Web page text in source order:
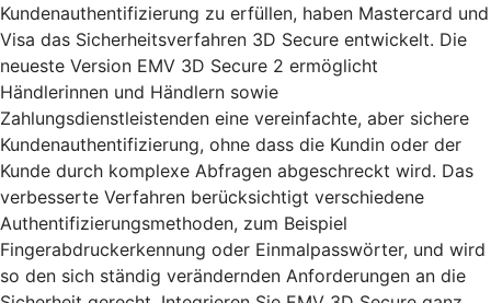
Kundenauthentifizierung zu erfüllen, haben Mastercard und
Visa das Sicherheitsverfahren 3D Secure entwickelt. Die
neueste Version EMV 3D Secure 2 ermöglicht
Händlerinnen und Händlern sowie
Zahlungsdienstleistenden eine vereinfachte, aber sichere
Kundenauthentifizierung, ohne dass die Kundin oder der
Kunde durch komplexe Abfragen abgeschreckt wird. Das
verbesserte Verfahren berücksichtigt verschiedene
Authentifizierungsmethoden, zum Beispiel
Fingerabdruckerkennung oder Einmalpasswörter, und wird
so den sich ständig verändernden Anforderungen an die